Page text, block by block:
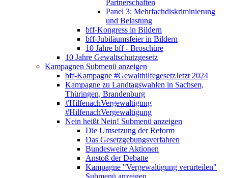
Partnerschaften
Panel 3: Mehrfachdiskriminierung
und Belastung
bff-Kongress in Bildern
bff-Jubiläumsfeier in Bildern
10 Jahre bff - Broschüre
10 Jahre Gewaltschutzgesetz
Kampagnen Submenü anzeigen
bff-Kampagne #GewalthilfegesetzJetzt 2024
Kampagne zu Landtagswahlen in Sachsen,
Thüringen, Brandenburg
#HilfenachVergewaltigung
#HilfenachVergewaltigung
Nein heißt Nein! Submenü anzeigen
Die Umsetzung der Reform
Das Gesetzgebungsverfahren
Bundesweite Aktionen
Anstoß der Debatte
Kampagne "Vergewaltigung verurteilen"
Submenü anzeigen